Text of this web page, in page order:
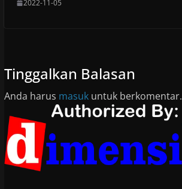
2022-11-05
Tinggalkan Balasan
Anda harus masukuntuk berkomentar.